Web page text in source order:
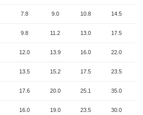
7.8 9.0 10.8 14.5
9.8 11.2 13.0 17.5
12.0 13.9 16.0 22.0
13.5 15.2 17.5 23.5
17.6 20.0 25.1 35.0
16.0 19.0 23.5 30.0